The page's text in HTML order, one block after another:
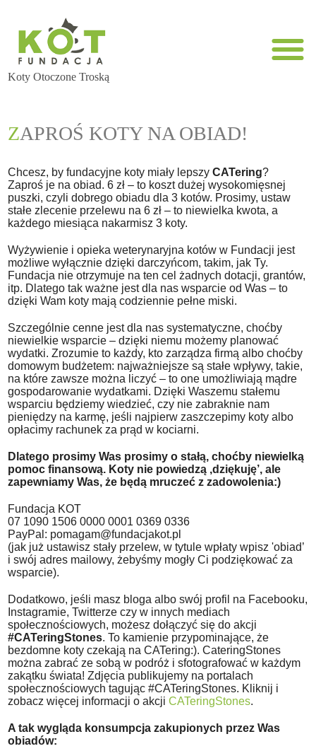
Koty Otoczone Troską
ZAPROŚ KOTY NA OBIAD!
Chcesz, by fundacyjne koty miały lepszyCATering?
Zaproś je na obiad. 6 zł – to koszt dużej wysokomięsnej
puszki, czyli dobrego obiadu dla 3 kotów. Prosimy, ustaw
stałe zlecenie przelewu na 6 zł – to niewielka kwota, a
każdego miesiąca nakarmisz 3 koty.
Wyżywienie i opieka weterynaryjna kotów w Fundacji jest
możliwe wyłącznie dzięki darczyńcom, takim, jak Ty.
Fundacja nie otrzymuje na ten cel żadnych dotacji, grantów,
itp. Dlatego tak ważne jest dla nas wsparcie od Was – to
dzięki Wam koty mają codziennie pełne miski.
Szczególnie cenne jest dla nas systematyczne, choćby
niewielkie wsparcie – dzięki niemu możemy planować
wydatki. Zrozumie to każdy, kto zarządza firmą albo choćby
domowym budżetem: najważniejsze są stałe wpływy, takie,
na które zawsze można liczyć – to one umożliwiają mądre
gospodarowanie wydatkami. Dzięki Waszemu stałemu
wsparciu będziemy wiedzieć, czy nie zabraknie nam
pieniędzy na karmę, jeśli najpierw zaszczepimy koty albo
opłacimy rachunek za prąd w kociarni.
Dlatego prosimy Was prosimy o stałą, choćby niewielką
pomoc finansową. Koty nie powiedzą ‚dziękuję’, ale
zapewniamy Was, że będą mruczeć z zadowolenia:)
Fundacja KOT
07 1090 1506 0000 0001 0369 0336
PayPal: pomagam@fundacjakot.pl
(jak już ustawisz stały przelew, w tytule wpłaty wpisz 'obiad’
i swój adres mailowy, żebyśmy mogły Ci podziękować za
wsparcie).
Dodatkowo, jeśli masz bloga albo swój profil na Facebooku,
Instagramie, Twitterze czy w innych mediach
społecznościowych, możesz dołączyć się do akcji
#CATeringStones. To kamienie przypominające, że
bezdomne koty czekają na CATering:). CateringStones
można zabrać ze sobą w podróż i sfotografować w każdym
zakątku świata! Zdjęcia publikujemy na portalach
społecznościowych tagując #CATeringStones. Kliknij i
zobacz więcej informacji o akcjiCATeringStones.
A tak wygląda konsumpcja zakupionych przez Was
obiadów: